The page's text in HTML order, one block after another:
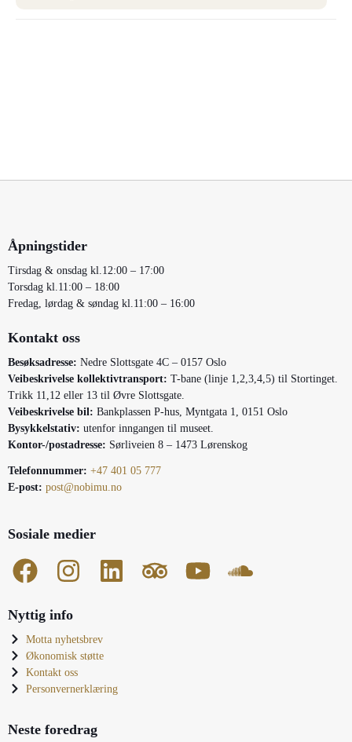
Åpningstider
Tirsdag & onsdag kl.12:00 – 17:00
Torsdag kl.11:00 – 18:00
Fredag, lørdag & søndag kl.11:00 – 16:00
Kontakt oss
Besøksadresse: Nedre Slottsgate 4C – 0157 Oslo
Veibeskrivelse kollektivtransport: T-bane (linje 1,2,3,4,5) til Stortinget.
Trikk 11,12 eller 13 til Øvre Slottsgate.
Veibeskrivelse bil: Bankplassen P-hus, Myntgata 1, 0151 Oslo
Bysykkelstativ: utenfor inngangen til museet.
Kontor-/postadresse: Sørliveien 8 – 1473 Lørenskog
Telefonnummer: +47 401 05 777
E-post: post@nobimu.no
Sosiale medier
Nyttig info
Motta nyhetsbrev
Økonomisk støtte
Kontakt oss
Personvernerklæring
Neste foredrag